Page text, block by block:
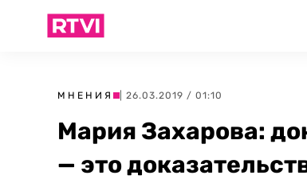
МНЕНИЯ | 26.03.2019 / 01:10
Мария Захарова:
— это